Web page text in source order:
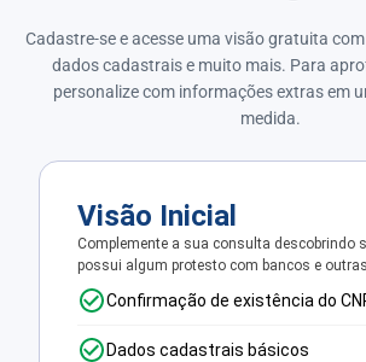
Cadastre-se e acesse uma visão gratuita
dados cadastrais e muito mais. Para
personalize com informações extras em
medida.
Visão Inicial
Complemente a sua consulta descobrindo
possui algum protesto com bancos e
Confirmação de existência do
Dados cadastrais básicos